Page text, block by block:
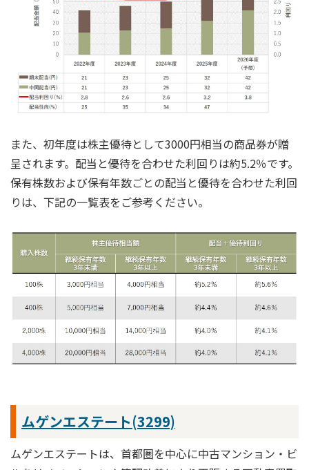
また、初年度は株主優待として3000円相当の商品券が贈
呈されます。配当と優待を合わせた利回りは約5.2％です。
保有株数および保有年数ごとの配当と優待を合わせた利回
りは、下記の一覧表をご参考ください。
ムゲンエステート(3299)
ムゲンエステートは、首都圏を中心に中古マンション・ビ